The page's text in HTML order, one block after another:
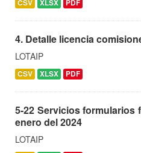
CSV XLSX PDF
4. Detalle licencia
LOTAIP
CSV XLSX PDF
5-22 Servicios formularios
enero del 2024
LOTAIP